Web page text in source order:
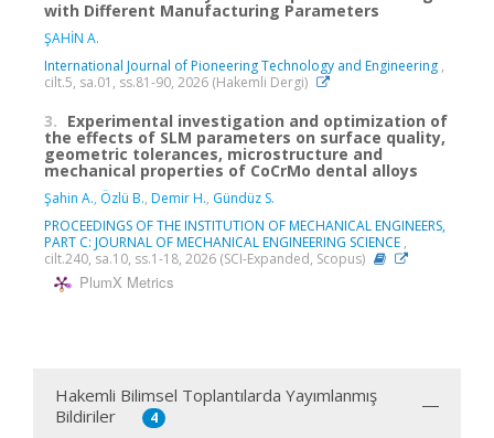
with Different Manufacturing Parameters
ŞAHİN A.
International Journal of Pioneering Technology and Engineering ,
cilt.5, sa.01, ss.81-90, 2026 (Hakemli Dergi)
3. Experimental investigation and optimization of
the effects of SLM parameters on surface quality,
geometric tolerances, microstructure and
mechanical properties of CoCrMo dental alloys
Şahin A., Özlü B., Demir H., Gündüz S.
PROCEEDINGS OF THE INSTITUTION OF MECHANICAL ENGINEERS,
PART C: JOURNAL OF MECHANICAL ENGINEERING SCIENCE ,
cilt.240, sa.10, ss.1-18, 2026 (SCI-Expanded, Scopus)
PlumX Metrics
Hakemli Bilimsel Toplantılarda Yayımlanmış
Bildiriler
4